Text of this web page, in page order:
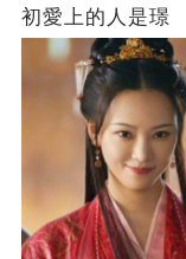
初愛上的人是璟